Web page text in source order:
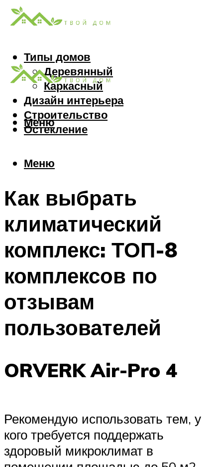
Типы домов
Деревянный
Каркасный
Дизайн интерьера
Строительство
Остекление
Меню
Меню
Как выбрать
климатический
комплекс: ТОП-8
комплексов по
отзывам
пользователей
ORVERK Air-Pro 4
Рекомендую использовать тем, у
кого требуется поддержать
здоровый микроклимат в